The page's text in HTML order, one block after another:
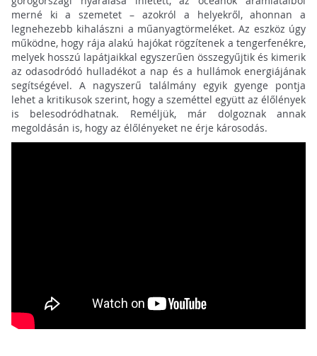
merné ki a szemetet – azokról a helyekről, ahonnan a
legnehezebb kihalászni a műanyagtörmeléket. Az eszköz úgy
működne, hogy rája alakú hajókat rögzítenek a tengerfenékre,
melyek hosszú lapátjaikkal egyszerűen összegyűjtik és kimerik
az odasodródó hulladékot a nap és a hullámok energiájának
segítségével. A nagyszerű találmány egyik gyenge pontja
lehet a kritikusok szerint, hogy a szeméttel együtt az élőlények
is belesodródhatnak. Reméljük, már dolgoznak annak
megoldásán is, hogy az élőlényeket ne érje károsodás.